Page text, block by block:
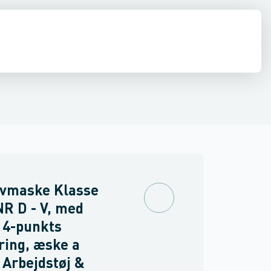
udstyr
Klasse
D - V, med
punkts
æske a
&